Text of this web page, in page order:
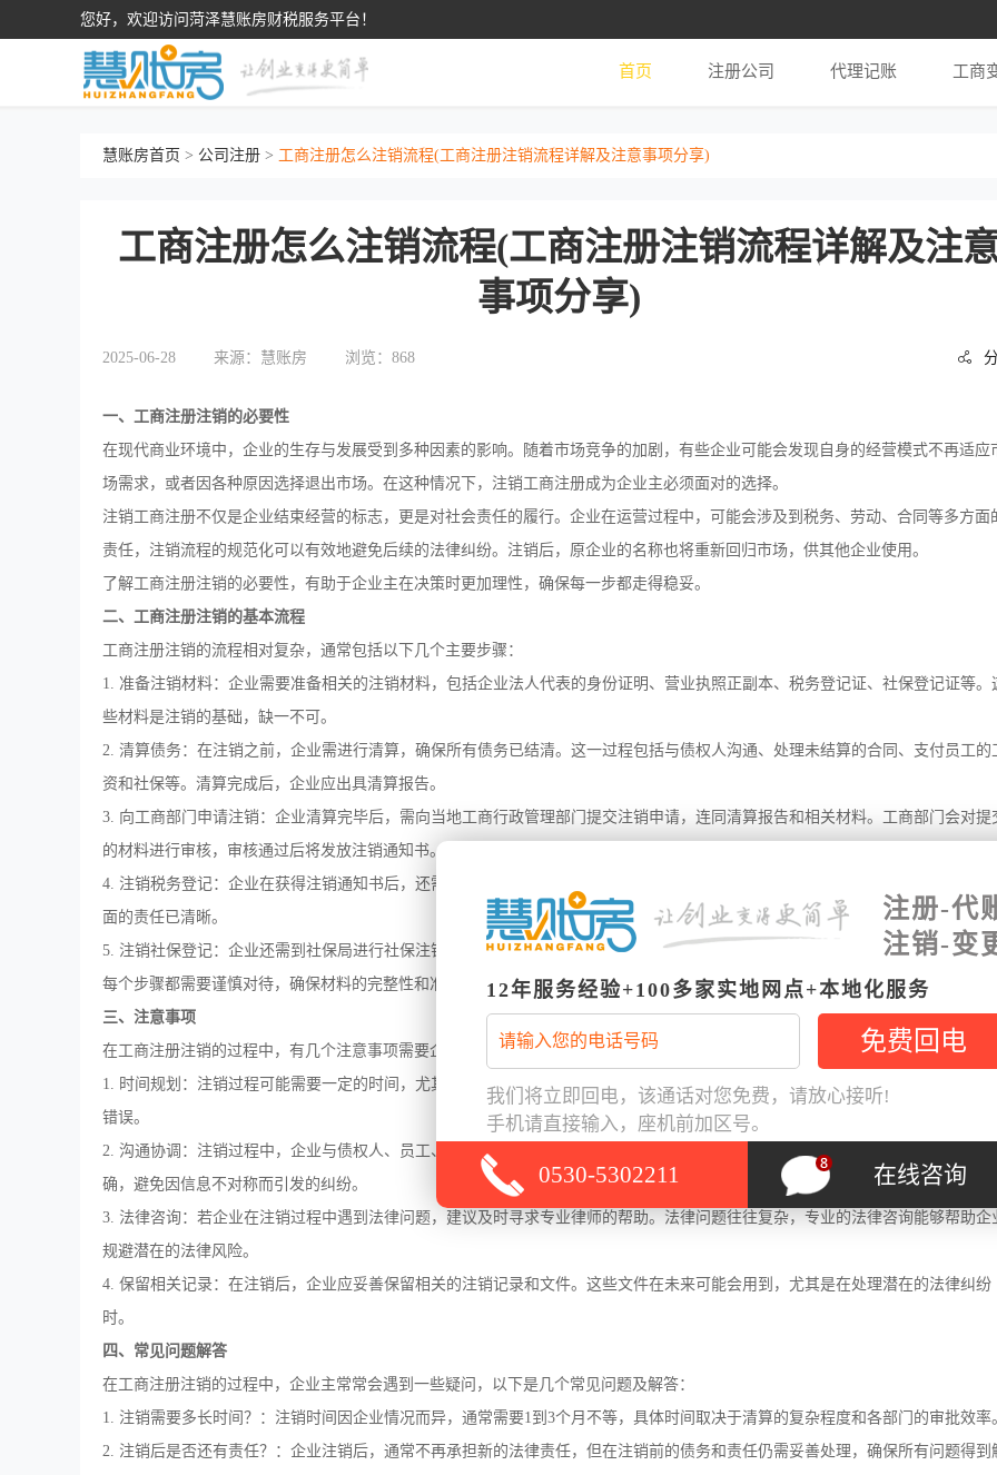
您好，欢迎访问菏泽慧账房财税服务平台！
首页 注册公司 代理记账 工商
慧账房首页 > 公司注册 > 工商注册怎么注销流程(工商注册注销流程详解及注意事项分享)
工商注册怎么注销流程(工商注册注销流程详解及注
事项分享)
2025-06-28 来源： 慧账房 浏览：868 
一、工商注册注销的必要性
在现代商业环境中，企业的生存与发展受到多种因素的影响。随着市场竞争的加剧，有些企业可能会发现自身的经营模式不再适应
场需求，或者因各种原因选择退出市场。在这种情况下，注销工商注册成为企业主必须面对的选择。
注销工商注册不仅是企业结束经营的标志，更是对社会责任的履行。企业在运营过程中，可能会涉及到税务、劳动、合同等多方面
责任，注销流程的规范化可以有效地避免后续的法律纠纷。注销后，原企业的名称也将重新回归市场，供其他企业使用。
了解工商注册注销的必要性，有助于企业主在决策时更加理性，确保每一步都走得稳妥。
二、工商注册注销的基本流程
工商注册注销的流程相对复杂，通常包括以下几个主要步骤：
1. 准备注销材料：企业需要准备相关的注销材料，包括企业法人代表的身份证明、营业执照正副本、税务登记证、社保登记证等。
些材料是注销的基础，缺一不可。
2. 清算债务：在注销之前，企业需进行清算，确保所有债务已结清。这一过程包括与债权人沟通、处理未结算的合同、支付员工的
资和社保等。清算完成后，企业应出具清算报告。
3. 向工商部门申请注销：企业清算完毕后，需向当地工商行政管理部门提交注销申请，连同清算报告和相关材料。工商部门会对提
的材料进行审核，审核通过后将发放注销通知书。
4. 注销税务登记：企业在获得注销通知书后，还需前往税务机关进行税务注销。这一步骤同样需要提交相关材料，确保企业在税务
面的责任已清晰。
5. 注销社保登记：企业还需到社保局进行社保注销，确保员工的社保权益得到妥善处理。
每个步骤都需要谨慎对待，确保材料的完整性和准确性，以避免不必要的麻烦。
三、注意事项
在工商注册注销的过程中，有几个注意事项需要企业主特别关注：
1. 时间规划：注销过程可能需要一定的时间，尤其是在清算和税务注销环节。企业主应提前做好时间规划，避免因时间紧迫而导致
错误。
2. 沟通协调：注销过程中，企业与债权人、员工、税务机关等多方的沟通至关重要。企业主应主动与各方协调，确保信息的透明和
确，避免因信息不对称而引发的纠纷。
3. 法律咨询：若企业在注销过程中遇到法律问题，建议及时寻求专业律师的帮助。法律问题往往复杂，专业的法律咨询能够帮助企
规避潜在的法律风险。
4. 保留相关记录：在注销后，企业应妥善保留相关的注销记录和文件。这些文件在未来可能会用到，尤其是在处理潜在的法律纠纷
时。
四、常见问题解答
在工商注册注销的过程中，企业主常常会遇到一些疑问，以下是几个常见问题及解答：
1. 注销需要多长时间？：注销时间因企业情况而异，通常需要1到3个月不等，具体时间取决于清算的复杂程度和各部门的审批效率
2. 注销后是否还有责任？：企业注销后，通常不再承担新的法律责任，但在注销前的债务和责任仍需妥善处理，确保所有问题得到
注册-代
注销-变
12年服务经验+100多家实地网点+本地化服务
我们将立即回电，该通话对您免费，请放心接听!
手机请直接输入，座机前加区号。
0530-5302211 在线咨询